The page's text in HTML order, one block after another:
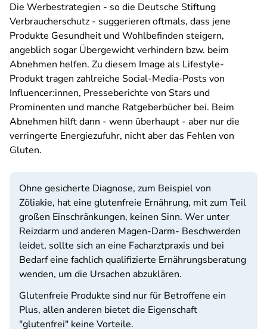
Die Werbestrategien - so die Deutsche Stiftung
Verbraucherschutz - suggerieren oftmals, dass jene
Produkte Gesundheit und Wohlbefinden steigern,
angeblich sogar Übergewicht verhindern bzw. beim
Abnehmen helfen. Zu diesem Image als Lifestyle-
Produkt tragen zahlreiche Social-Media-Posts von
Influencer:innen, Presseberichte von Stars und
Prominenten und manche Ratgeberbücher bei. Beim
Abnehmen hilft dann - wenn überhaupt - aber nur die
verringerte Energiezufuhr, nicht aber das Fehlen von
Gluten.
Ohne gesicherte Diagnose, zum Beispiel von
Zöliakie, hat eine glutenfreie Ernährung, mit zum Teil
großen Einschränkungen, keinen Sinn. Wer unter
Reizdarm und anderen Magen-Darm- Beschwerden
leidet, sollte sich an eine Facharztpraxis und bei
Bedarf eine fachlich qualifizierte Ernährungsberatung
wenden, um die Ursachen abzuklären.
Glutenfreie Produkte sind nur für Betroffene ein
Plus, allen anderen bietet die Eigenschaft
"glutenfrei" keine Vorteile.